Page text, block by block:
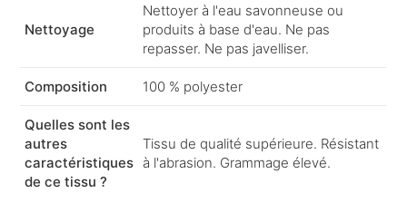
Nettoyage
Nettoyer à l'eau savonneuse ou
produits à base d'eau. Ne pas
repasser. Ne pas javelliser.
Composition 100 % polyester
Quelles sont les
autres
caractéristiques
de ce tissu ?
Tissu de qualité supérieure. Résistant
à l'abrasion. Grammage élevé.